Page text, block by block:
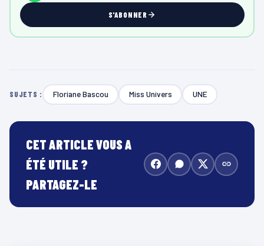
S'ABONNER
SUJETS : Floriane Bascou Miss Univers UNE
CET ARTICLE VOUS A
ÉTÉ UTILE ?
PARTAGEZ-LE